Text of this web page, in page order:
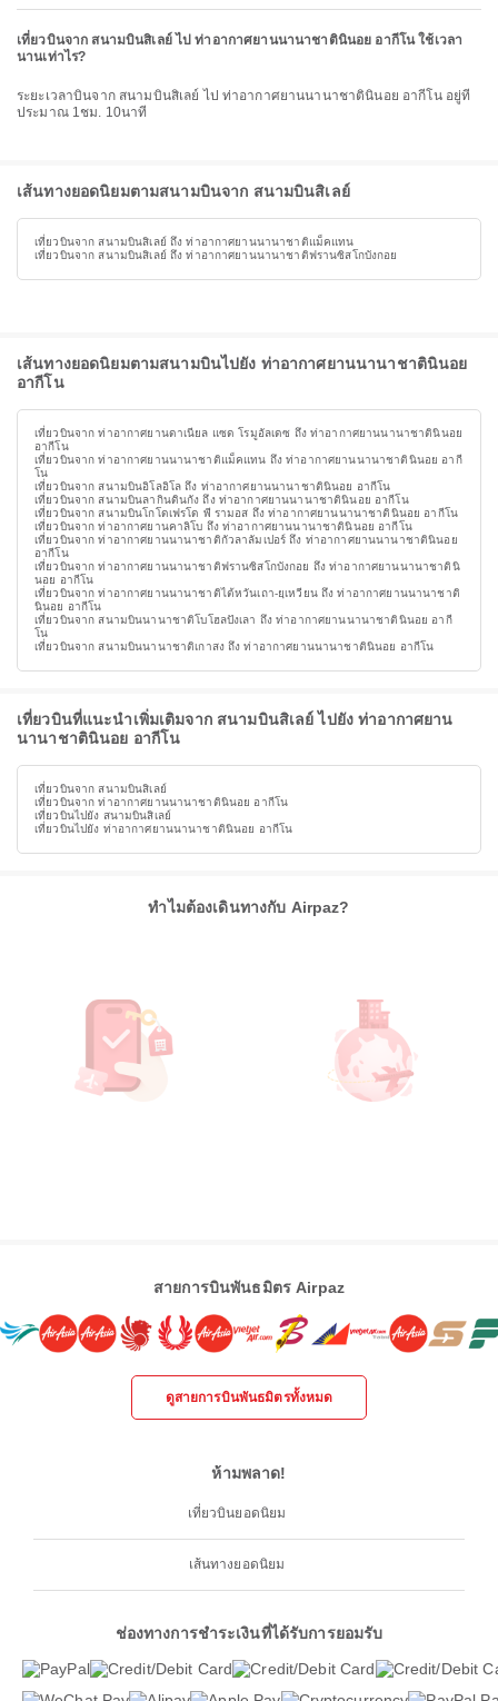
เที่ยวบินจาก สนามบินสิเลย์ ไป ท่าอากาศยานนานาชาตินินอย อากีโน ใช้เวลา
นานเท่าไร?
ระยะเวลาบินจาก สนามบินสิเลย์ ไป ท่าอากาศยานนานาชาตินินอย อากีโน อยู่ที่
ประมาณ 1ชม. 10นาที
เส้นทางยอดนิยมตามสนามบินจาก สนามบินสิเลย์
เที่ยวบินจาก สนามบินสิเลย์ ถึง ท่าอากาศยานนานาชาติแม็คแทน
เที่ยวบินจาก สนามบินสิเลย์ ถึง ท่าอากาศยานนานาชาติฟรานซิสโกบังกอย
เส้นทางยอดนิยมตามสนามบินไปยัง ท่าอากาศยานนานาชาตินินอย
อากีโน
เที่ยวบินจาก ท่าอากาศยานดาเนียล แซด โรมูอัลเดซ ถึง ท่าอากาศยานนานาชาตินินอย
อากีโน
เที่ยวบินจาก ท่าอากาศยานนานาชาติแม็คแทน ถึง ท่าอากาศยานนานาชาตินินอย อากี
โน
เที่ยวบินจาก สนามบินอิโลอิโล ถึง ท่าอากาศยานนานาชาตินินอย อากีโน
เที่ยวบินจาก สนามบินลากินดินกัง ถึง ท่าอากาศยานนานาชาตินินอย อากีโน
เที่ยวบินจาก สนามบินโกโดเฟรโด พี รามอส ถึง ท่าอากาศยานนานาชาตินินอย อากีโน
เที่ยวบินจาก ท่าอากาศยานคาลิโบ ถึง ท่าอากาศยานนานาชาตินินอย อากีโน
เที่ยวบินจาก ท่าอากาศยานนานาชาติกัวลาลัมเปอร์ ถึง ท่าอากาศยานนานาชาตินินอย
อากีโน
เที่ยวบินจาก ท่าอากาศยานนานาชาติฟรานซิสโกบังกอย ถึง ท่าอากาศยานนานาชาตินิ
นอย อากีโน
เที่ยวบินจาก ท่าอากาศยานนานาชาติไต้หวันเถา-ยฺเหวียน ถึง ท่าอากาศยานนานาชาติ
นินอย อากีโน
เที่ยวบินจาก สนามบินนานาชาติโบโฮลปังเลา ถึง ท่าอากาศยานนานาชาตินินอย อากี
โน
เที่ยวบินจาก สนามบินนานาชาติเกาสง ถึง ท่าอากาศยานนานาชาตินินอย อากีโน
เที่ยวบินที่แนะนำเพิ่มเติมจาก สนามบินสิเลย์ ไปยัง ท่าอากาศยาน
นานาชาตินินอย อากีโน
เที่ยวบินจาก สนามบินสิเลย์
เที่ยวบินจาก ท่าอากาศยานนานาชาตินินอย อากีโน
เที่ยวบินไปยัง สนามบินสิเลย์
เที่ยวบินไปยัง ท่าอากาศยานนานาชาตินินอย อากีโน
ทำไมต้องเดินทางกับ Airpaz?
สายการบินพันธมิตร Airpaz
ดูสายการบินพันธมิตรทั้งหมด
ห้ามพลาด!
เที่ยวบินยอดนิยม
เส้นทางยอดนิยม
ช่องทางการชำระเงินที่ได้รับการยอมรับ